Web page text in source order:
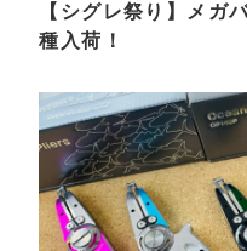
【シグレ祭り】メガ
種入荷！